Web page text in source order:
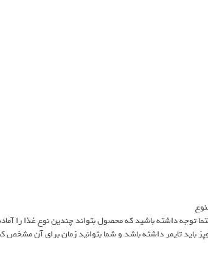
باید تایمر داشته باشد و شما بتوانید زمان برای آن مشخص